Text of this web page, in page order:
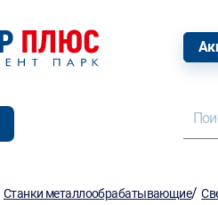
Станки металлообрабатывающие/